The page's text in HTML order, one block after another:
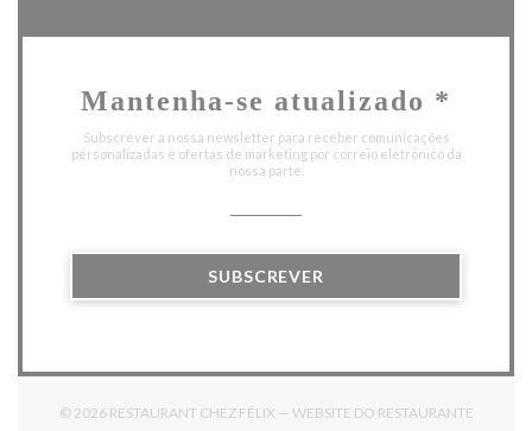
Mantenha-se atualizado *
Subscrever a nossa newsletter para receber comunicações
personalizadas e ofertas de marketing por correio eletrónico da
nossa parte.
SUBSCREVER
© 2026 RESTAURANT CHEZ FÉLIX — WEBSITE DO RESTAURANTE